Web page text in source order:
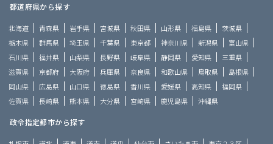
都道府県から探す
北海道 青森県 岩手県 宮城県 秋田県 山形県 福島県
茨城県
栃木県
群馬県 埼玉県 千葉県 東京都 神奈川県 新潟県
富山県
石川県
福井県 山梨県 長野県 岐阜県 静岡県 愛知県
三重県
滋賀県
京都府 大阪府 兵庫県 奈良県 和歌山県 鳥取県
島根県
岡山県
広島県 山口県 徳島県 香川県 愛媛県 高知県
福岡県
佐賀県
長崎県 熊本県 大分県 宮崎県 鹿児島県 沖縄県
政令指定都市から探す